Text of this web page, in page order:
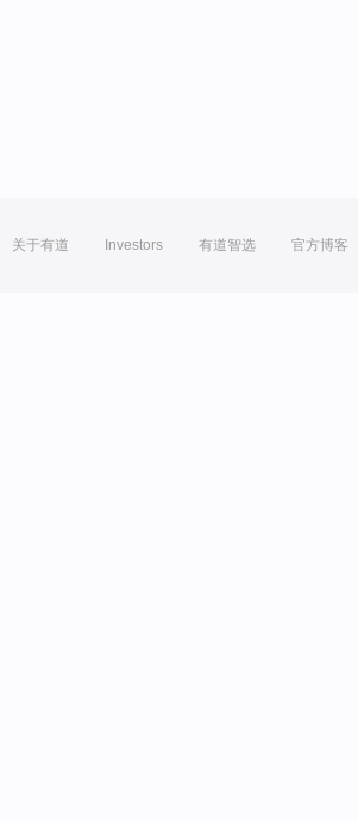
关于有道 Investors 有道智选 官方博客